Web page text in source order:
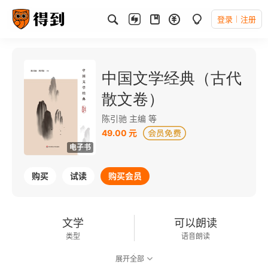
登录 注册
电子书
中国文学经典（古代
散文卷）
陈引驰 主编 等
49.00 元
购买 试读 购买会员
文学
类型
可以朗读
语音朗读
展开全部